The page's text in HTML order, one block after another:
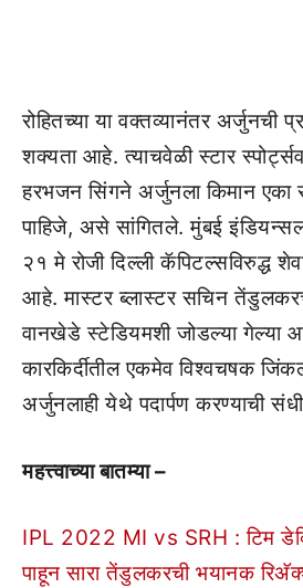
रोहितच्या या वक्तव्यानंतर अर्जुनची
शक्यता आहे. त्याचवेळी स्टार
हरभजन सिंगने अर्जुनला किमान एका
पाहिजे, असे सांगितले. मुंबई
२१ मे रोजी दिल्ली कॅपिटल्सविरुद्ध
आहे. मास्टर ब्लास्टर सचिन
वानखेडे स्टेडियमशी जोडल्या गेल्या
कारकिर्दीतील एकमेव विश्वचषक
अर्जुनलाही येथे पदार्पण करण्याची
महत्त्वाच्या बातम्या –
IPL 2022 MI vs SRH : टिम
पाहून सारा तेंडुलकरची भयानक